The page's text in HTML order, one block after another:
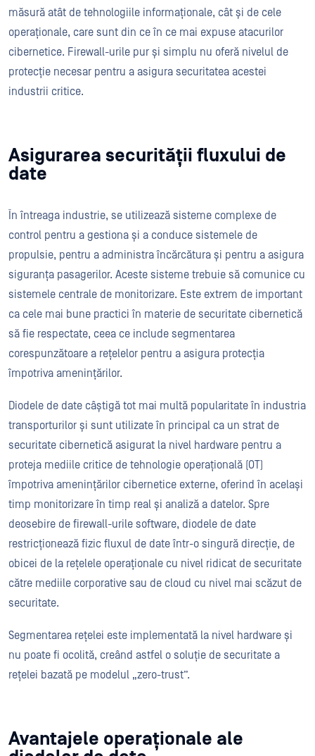
măsură atât de tehnologiile informaționale, cât și de cele
operaționale, care sunt din ce în ce mai expuse atacurilor
cibernetice. Firewall-urile pur și simplu nu oferă nivelul de
protecție necesar pentru a asigura securitatea acestei
industrii critice.
Asigurarea securității fluxului de
date
În întreaga industrie, se utilizează sisteme complexe de
control pentru a gestiona și a conduce sistemele de
propulsie, pentru a administra încărcătura și pentru a asigura
siguranța pasagerilor. Aceste sisteme trebuie să comunice cu
sistemele centrale de monitorizare. Este extrem de important
ca cele mai bune practici în materie de securitate cibernetică
să fie respectate, ceea ce include segmentarea
corespunzătoare a rețelelor pentru a asigura protecția
împotriva amenințărilor.
Diodele de date câștigă tot mai multă popularitate în industria
transporturilor și sunt utilizate în principal ca un strat de
securitate cibernetică asigurat la nivel hardware pentru a
proteja mediile critice de tehnologie operațională (OT)
împotriva amenințărilor cibernetice externe, oferind în același
timp monitorizare în timp real și analiză a datelor. Spre
deosebire de firewall-urile software, diodele de date
restricționează fizic fluxul de date într-o singură direcție, de
obicei de la rețelele operaționale cu nivel ridicat de securitate
către mediile corporative sau de cloud cu nivel mai scăzut de
securitate.
Segmentarea rețelei este implementată la nivel hardware și
nu poate fi ocolită, creând astfel o soluție de securitate a
rețelei bazată pe modelul „zero-trust”.
Avantajele operaționale ale